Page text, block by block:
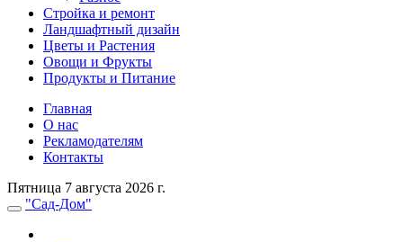
Стройка и ремонт
Ландшафтный дизайн
Цветы и Растения
Овощи и Фрукты
Продукты и Питание
Главная
О нас
Рекламодателям
Контакты
Пятница 7 августа 2026 г.
"Сад-Дом"